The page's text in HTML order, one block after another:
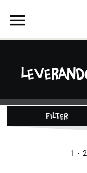
Filter
1 - 2